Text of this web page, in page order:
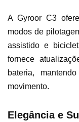
A Gyroor C3
modos de
assistido e
fornece
bateria,
movimento.
Elegância e